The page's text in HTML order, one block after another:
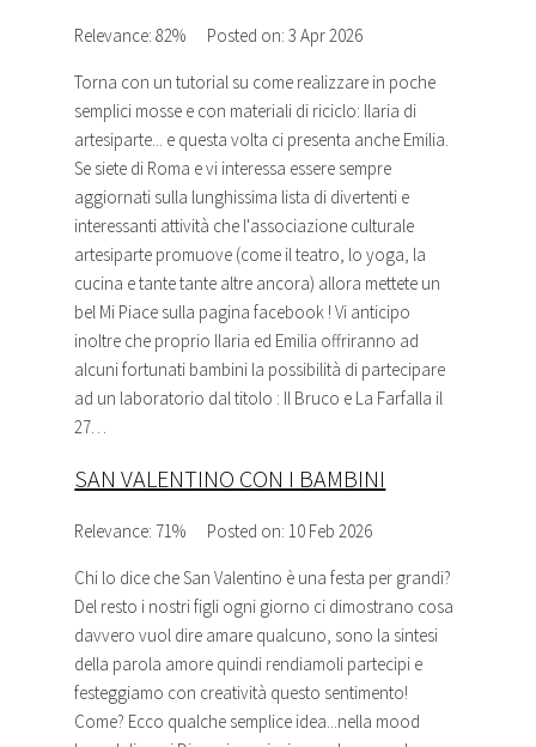
Relevance: 82% Posted on: 3 Apr 2026
Torna con untutorial su come realizzare in poche
semplici mosse e con materiali di riciclo: Ilaria di
artesiparte... e questa volta ci presenta anche Emilia.
Se siete di Roma e vi interessa essere sempre
aggiornati sulla lunghissima lista di divertenti e
interessanti attività che l'associazione culturale
artesiparte promuove (come il teatro, lo yoga, la
cucina e tante tante altre ancora) allora mettete un
bel Mi Piace sulla pagina facebook ! Vi anticipo
inoltre che proprio Ilaria ed Emilia offriranno ad
alcuni fortunati bambini la possibilità di partecipare
ad un laboratorio dal titolo : Il Bruco e La Farfalla il
27…
SAN VALENTINO CON I BAMBINI
Relevance: 71% Posted on: 10 Feb 2026
Chi lo dice che San Valentino è una festa per grandi?
Del resto i nostri figli ogni giorno ci dimostrano cosa
davvero vuol dire amare qualcuno, sono la sintesi
della parola amore quindi rendiamoli partecipi e
festeggiamo con creatività questo sentimento!
Come? Ecco qualche semplice idea...nella mood